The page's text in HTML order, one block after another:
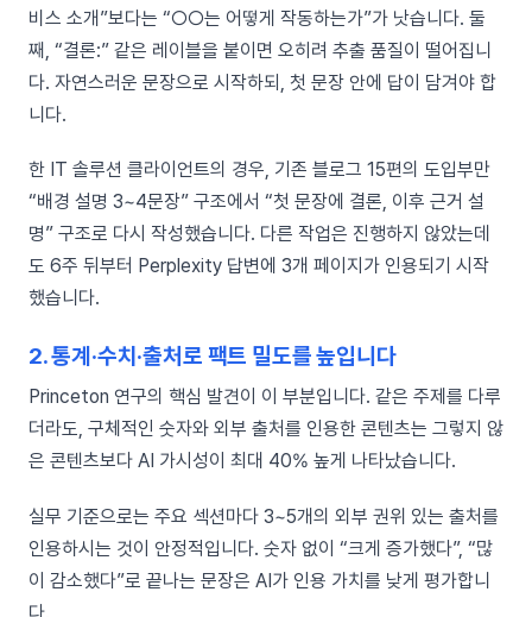
비스 소개”보다는 “○○는 어떻게 작동하는가”가 낫습니다. 둘
째, “결론:” 같은 레이블을 붙이면 오히려 추출 품질이 떨어집니
다. 자연스러운 문장으로 시작하되, 첫 문장 안에 답이 담겨야 합
니다.
한 IT 솔루션 클라이언트의 경우, 기존 블로그 15편의 도입부만
“배경 설명 3~4문장” 구조에서 “첫 문장에 결론, 이후 근거 설
명” 구조로 다시 작성했습니다. 다른 작업은 진행하지 않았는데
도 6주 뒤부터 Perplexity 답변에 3개 페이지가 인용되기 시작
했습니다.
2. 통계·수치·출처로 팩트 밀도를 높입니다
Princeton 연구의 핵심 발견이 이 부분입니다. 같은 주제를 다루
더라도, 구체적인 숫자와 외부 출처를 인용한 콘텐츠는 그렇지 않
은 콘텐츠보다 AI 가시성이 최대 40% 높게 나타났습니다.
실무 기준으로는 주요 섹션마다 3~5개의 외부 권위 있는 출처를
인용하시는 것이 안정적입니다. 숫자 없이 “크게 증가했다”, “많
이 감소했다”로 끝나는 문장은 AI가 인용 가치를 낮게 평가합니
다.